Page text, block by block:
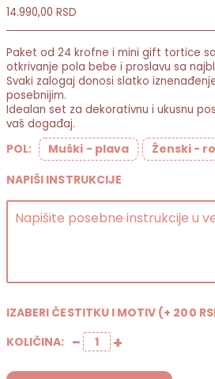
14.990,00 RSD
Paket od 24 krofne i mini gift tortice
otkrivanje pola bebe i proslavu sa
Svaki zalogaj donosi slatko
posebnijim.
Idealan set za dekorativnu i ukusnu
vaš događaj.
POL: Muški - plava
Ženski -
NAPIŠI INSTRUKCIJE
IZABERI ČESTITKU I MOTIV (+ 200
KOLIČINA: −
Girl or boy paket 1 количина
+